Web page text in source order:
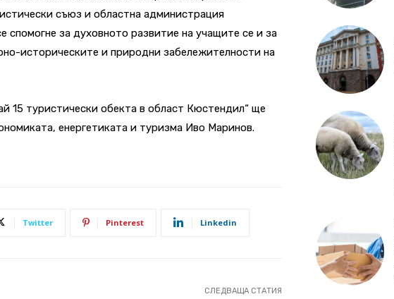
съюз и областна администрация
за духовното развитие на учащите се и за
историческите и природни забележителности на
15 туристически обекта в област Кюстендил“ ще
енергетиката и туризма Иво Маринов.
Twitter Pinterest Linkedin
СЛЕДВАЩА СТАТИЯ